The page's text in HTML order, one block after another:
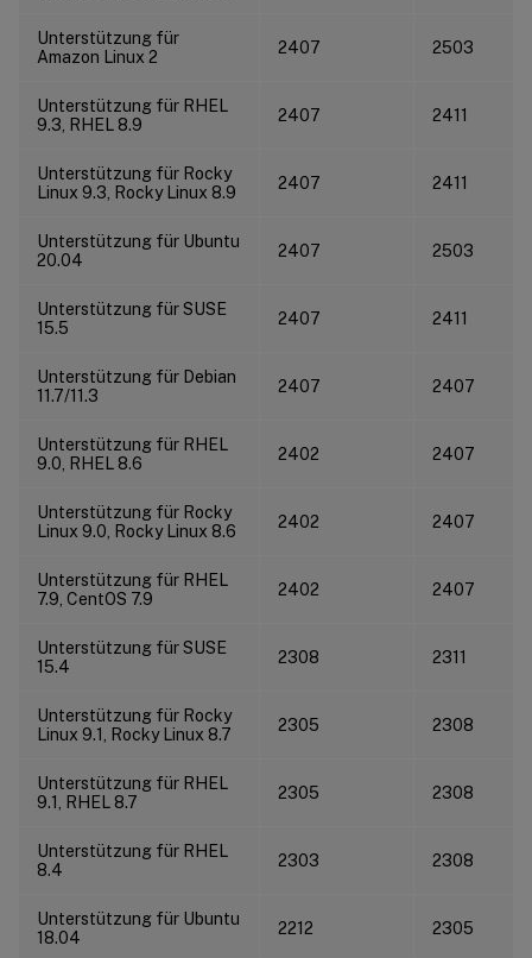
Unterstützung für
Amazon Linux 2
2407 2503
Unterstützung für RHEL
9.3, RHEL 8.9
2407 2411
Unterstützung für Rocky
Linux 9.3, Rocky Linux 8.9
2407 2411
Unterstützung für Ubuntu
20.04
2407 2503
Unterstützung für SUSE
15.5
2407 2411
Unterstützung für Debian
11.7/11.3
2407 2407
Unterstützung für RHEL
9.0, RHEL 8.6
2402 2407
Unterstützung für Rocky
Linux 9.0, Rocky Linux 8.6
2402 2407
Unterstützung für RHEL
7.9, CentOS 7.9
2402 2407
Unterstützung für SUSE
15.4
2308 2311
Unterstützung für Rocky
Linux 9.1, Rocky Linux 8.7
2305 2308
Unterstützung für RHEL
9.1, RHEL 8.7
2305 2308
Unterstützung für RHEL
8.4
2303 2308
Unterstützung für Ubuntu
18.04
2212 2305